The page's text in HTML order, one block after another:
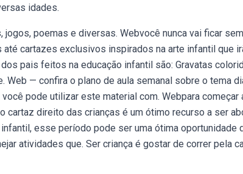
idades.
poemas e diversas. Webvocê nunca vai ficar
cartazes exclusivos inspirados na arte infantil que
pais feitos na educação infantil são: Gravatas
— confira o plano de aula semanal sobre o tema
pode utilizar este material com. Webpara começar
cartaz direito das crianças é um ótimo recurso a ser
esse período pode ser uma ótima oportunidade
atividades que. Ser criança é gostar de correr pela